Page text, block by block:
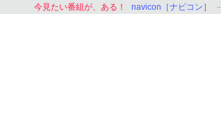
今見たい番組が、ある！ navicon［ナビコン］